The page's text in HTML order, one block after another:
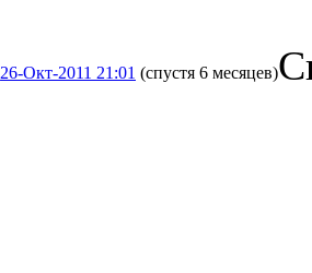
26-Окт-2011 21:01 (спустя 6 месяцев)